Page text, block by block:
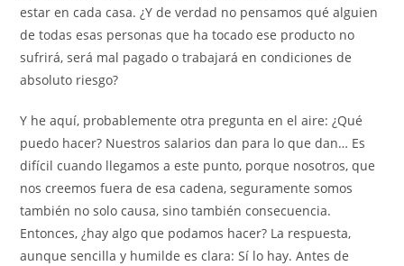
estar en cada casa. ¿Y de verdad no pensamos qué alguien
de todas esas personas que ha tocado ese producto no
sufrirá, será mal pagado o trabajará en condiciones de
absoluto riesgo?
Y he aquí, probablemente otra pregunta en el aire: ¿Qué
puedo hacer? Nuestros salarios dan para lo que dan… Es
difícil cuando llegamos a este punto, porque nosotros, que
nos creemos fuera de esa cadena, seguramente somos
también no solo causa, sino también consecuencia.
Entonces, ¿hay algo que podamos hacer? La respuesta,
aunque sencilla y humilde es clara: Sí lo hay. Antes de